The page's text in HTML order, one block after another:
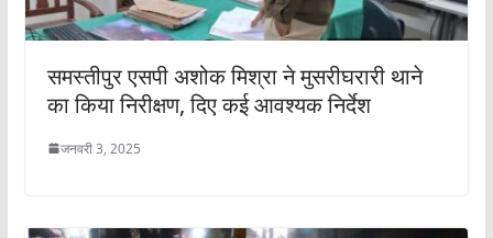
समस्तीपुर एसपी अशोक मिश्रा ने मुसरीघरारी थाने
का किया निरीक्षण, दिए कई आवश्यक निर्देश
जनवरी 3, 2025